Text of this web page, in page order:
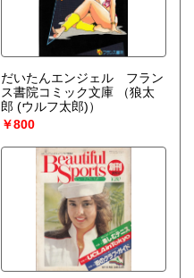
だいたんエンジェル フラン
ス書院コミック文庫
（狼太
郎 (ウルフ太郎)）
￥800